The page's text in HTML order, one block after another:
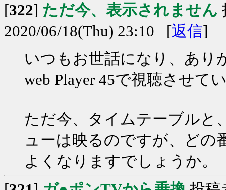
[322] ただ今、表示されません
2020/06/18(Thu) 23:10 [返信]
いつもお世話になり、あり
web Player 45で視聴させて
ただ今、タイムテーブルと
ューは映るのですが、どの
よくなりますでしょうか。